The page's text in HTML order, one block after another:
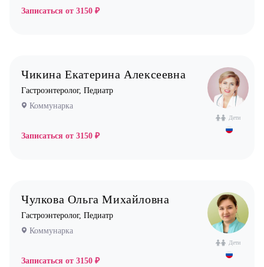
Эндокринолог
Записаться от 3150 ₽
Дети
Чикина Екатерина Алексеевна
Гастроэнтеролог, Педиатр
Коммунарка
Записаться от 3150 ₽
Дети
Чулкова Ольга Михайловна
Гастроэнтеролог, Педиатр
Коммунарка
Записаться от 3150 ₽